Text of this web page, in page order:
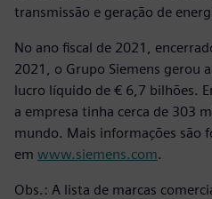
transmissão e geração de
No ano fiscal de 2021,
2021, o Grupo Siemens gerou
lucro líquido de € 6,7 bilhões.
a empresa tinha cerca de 303
mundo. Mais informações são
em www.siemens.com.
Obs.: A lista de marcas